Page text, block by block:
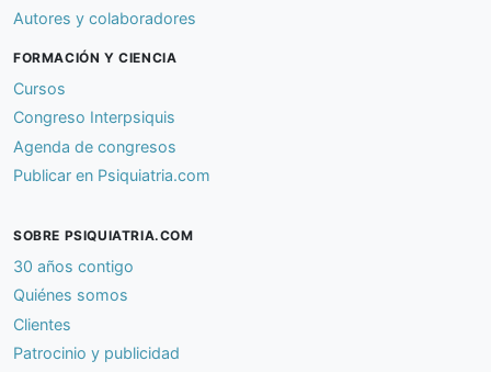
Autores y colaboradores
FORMACIÓN Y CIENCIA
Cursos
Congreso Interpsiquis
Agenda de congresos
Publicar en Psiquiatria.com
SOBRE PSIQUIATRIA.COM
30 años contigo
Quiénes somos
Clientes
Patrocinio y publicidad